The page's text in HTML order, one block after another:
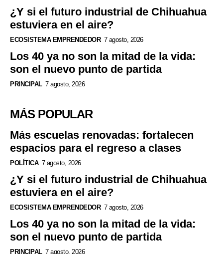
¿Y si el futuro industrial de Chihuahua
estuviera en el aire?
ECOSISTEMA EMPRENDEDOR 7 agosto, 2026
Los 40 ya no son la mitad de la vida:
son el nuevo punto de partida
PRINCIPAL 7 agosto, 2026
MÁS POPULAR
Más escuelas renovadas: fortalecen
espacios para el regreso a clases
POLÍTICA 7 agosto, 2026
¿Y si el futuro industrial de Chihuahua
estuviera en el aire?
ECOSISTEMA EMPRENDEDOR 7 agosto, 2026
Los 40 ya no son la mitad de la vida:
son el nuevo punto de partida
PRINCIPAL 7 agosto, 2026